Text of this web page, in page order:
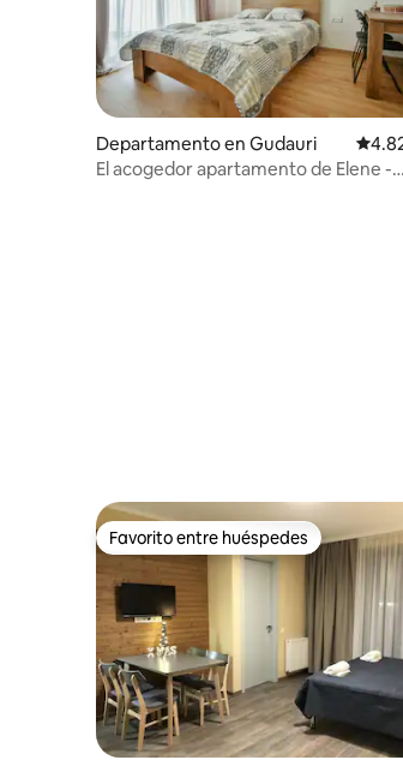
Departamento en Gudauri
El acogedor apartamento de Elene -
Favorito entre huéspedes
Favorito entre huéspedes